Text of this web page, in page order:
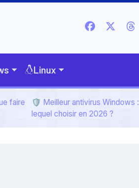
Linux
faire
🛡️ Meilleur antivirus Windows :
lequel choisir en 2026 ?